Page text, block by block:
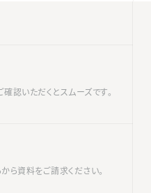
認いただくとスムーズです。
ら資料をご請求ください。